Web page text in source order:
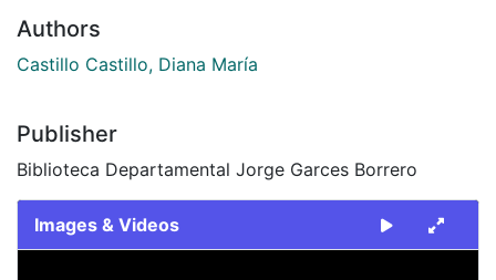
Authors
Castillo Castillo, Diana María
Publisher
Biblioteca Departamental Jorge Garces Borrero
Images & Videos